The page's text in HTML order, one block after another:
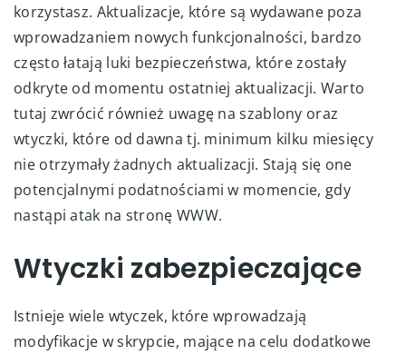
korzystasz. Aktualizacje, które są wydawane poza
wprowadzaniem nowych funkcjonalności, bardzo
często łatają luki bezpieczeństwa, które zostały
odkryte od momentu ostatniej aktualizacji. Warto
tutaj zwrócić również uwagę na szablony oraz
wtyczki, które od dawna tj. minimum kilku miesięcy
nie otrzymały żadnych aktualizacji. Stają się one
potencjalnymi podatnościami w momencie, gdy
nastąpi atak na stronę WWW.
Wtyczki zabezpieczające
Istnieje wiele wtyczek, które wprowadzają
modyfikacje w skrypcie, mające na celu dodatkowe